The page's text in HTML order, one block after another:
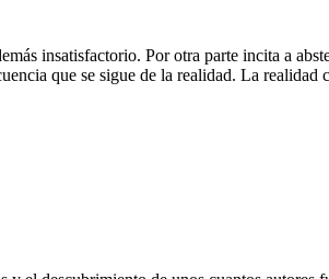
insatisfactorio. Por otra parte incita a
que se sigue de la realidad. La